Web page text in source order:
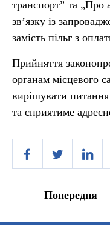
транспорт” та „Про
зв’язку із
замість пільг з
Прийняття
органам місцевого
вирішувати питання
та сприятиме
Попередня